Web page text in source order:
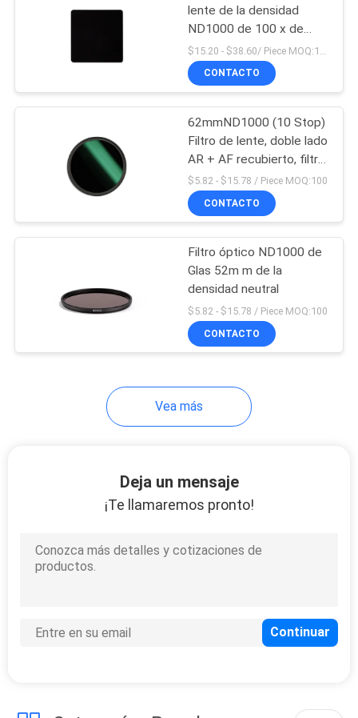
lente de la densidad
ND1000 de 100 x de
100m m
CONTACTO
62mmND1000 (10 Stop)
Filtro de lente, doble lado
AR + AF recubierto, filtro
de exposición de lente
de cámara de densidad
neutra ultra delgada
$5.82 - $15.78 / Piece MOQ:100
CONTACTO
Filtro óptico ND1000 de
Glas 52m m de la
densidad neutral
$5.82 - $15.78 / Piece MOQ:100
CONTACTO
Vea más
Deja un mensaje
¡Te llamaremos pronto!